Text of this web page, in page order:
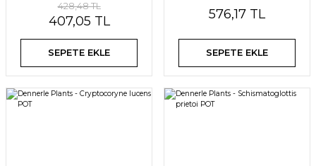
428,48 TL
407,05 TL
SEPETE EKLE
576,17 TL
SEPETE EKLE